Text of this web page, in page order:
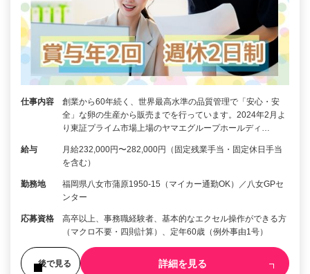
仕事内容
創業から60年続く、世界最高水準の品質管理で「安心・安
全」な卵の生産から販売までを行っています。2024年2月よ
り東証プライム市場上場のヤマエグループホールディ…
給与
月給232,000円〜282,000円（固定残業手当・固定休日手当
を含む）
勤務地
福岡県八女市蒲原1950-15（マイカー通勤OK）／八女GPセ
ンター
応募資格
高卒以上、事務職経験者、基本的なエクセル操作ができる方
（マクロ不要・四則計算）、定年60歳（例外事由1号）
後で見る 詳細を見る